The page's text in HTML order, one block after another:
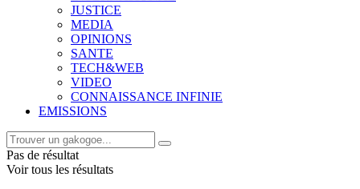
JUSTICE
MEDIA
OPINIONS
SANTE
TECH&WEB
VIDEO
CONNAISSANCE INFINIE
EMISSIONS
Pas de résultat
Voir tous les résultats